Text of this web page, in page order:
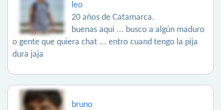
leo
20 años de Catamarca.
buenas aqui ... busco a algún maduro
o gente que quiera chat ... entro cuand tengo la pija
dura jaja
bruno